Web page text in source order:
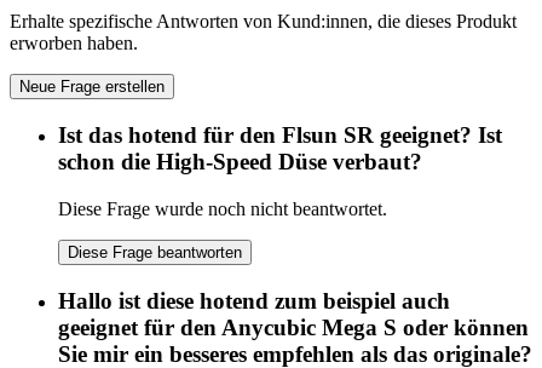
Erhalte spezifische Antworten von Kund:innen, die dieses Produkt
erworben haben.
Neue Frage erstellen
Ist das hotend für den Flsun SR geeignet? Ist
schon die High-Speed Düse verbaut?
Diese Frage wurde noch nicht beantwortet.
Diese Frage beantworten
Hallo ist diese hotend zum beispiel auch
geeignet für den Anycubic Mega S oder können
Sie mir ein besseres empfehlen als das originale?